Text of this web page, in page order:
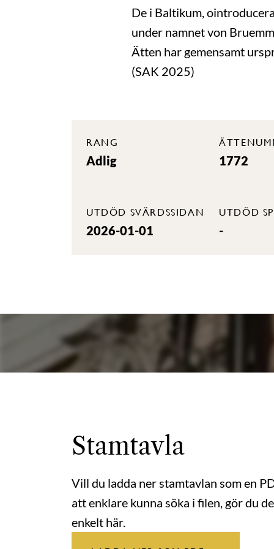
De i Baltikum,
under namnet von
Ätten har gemensamt
(SAK 2025)
RANG
Adlig 1772
UTDÖD SVÄRDSSIDAN
2026-01-01
UTDÖD
-
Stamtavla
Vill du ladda ner stamtavlan som en
att enklare kunna söka i filen, gör du
enkelt här.